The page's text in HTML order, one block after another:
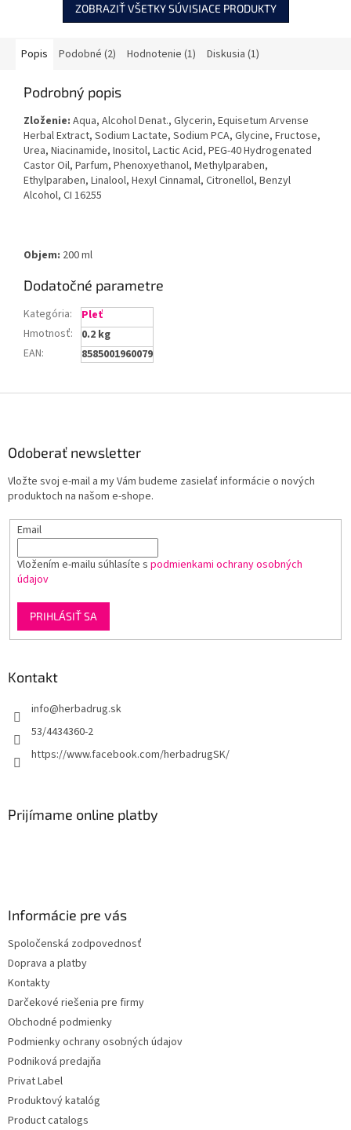
ZOBRAZIŤ VŠETKY SÚVISIACE PRODUKTY
Popis Podobné (2) Hodnotenie (1) Diskusia (1)
Podrobný popis
Zloženie: Aqua, Alcohol Denat., Glycerin, Equisetum Arvense
Herbal Extract, Sodium Lactate, Sodium PCA, Glycine, Fructose,
Urea, Niacinamide, Inositol, Lactic Acid, PEG-40 Hydrogenated
Castor Oil, Parfum, Phenoxyethanol, Methylparaben,
Ethylparaben, Linalool, Hexyl Cinnamal, Citronellol, Benzyl
Alcohol, CI 16255
Objem: 200 ml
Dodatočné parametre
Kategória:
Pleť
Hmotnosť:
0.2 kg
EAN: 8585001960079
Odoberať newsletter
Vložte svoj e-mail a my Vám budeme zasielať informácie o nových
produktoch na našom e-shope.
Email
Vložením e-mailu súhlasíte s podmienkami ochrany osobných
údajov
PRIHLÁSIŤ SA
Kontakt
info@herbadrug.sk
53/4434360-2
https://www.facebook.com/herbadrugSK/
Prijímame online platby
Informácie pre vás
Spoločenská zodpovednosť
Doprava a platby
Kontakty
Darčekové riešenia pre firmy
Obchodné podmienky
Podmienky ochrany osobných údajov
Podniková predajňa
Privat Label
Produktový katalóg
Product catalogs